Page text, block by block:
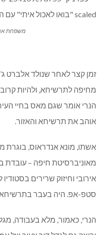
משפחת
זמן קצר לאחר שנולד אלברט
מחיפה לתרשיחא, ולהיות
הנרי אומר שגם מאס בחיי
אוהב את תרשיחא והאזור.
אשתו, מונא אנדראוס, בוגרת
מאוניברסיטת חיפה –
סטפ-אפ. היה בעבר
הנרי, כאמור, מלא בעבודה,